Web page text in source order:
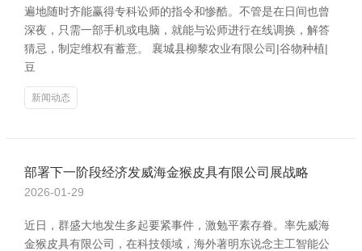
遍地随时齐能赢得专科讼师的指令和惨酷。不管是在日间也曾
深夜，只需一部手机或电脑，就能与讼师进行在线调换，解答
猜忌，制定维权有蓄意。 襄城县柳黎农业有限公司|谷物种植|
豆
新闻动态
部署下一阶段经济发威海金猴皮具有限公司展战略
2026-01-29
近日，群盛大地发生多起要紧事件，激勉平素存眷。率先威海
金猴皮具有限公司，在科技领域，海外著明东说念主工智能公